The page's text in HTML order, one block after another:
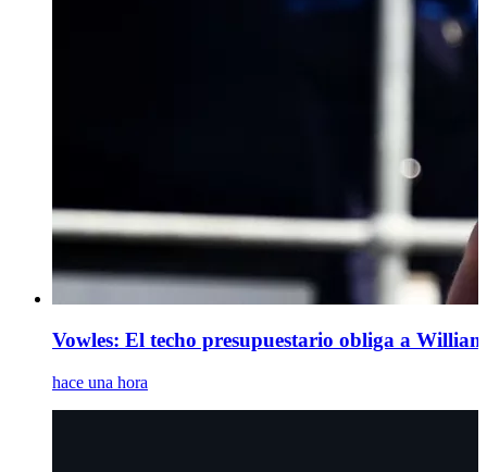
Vowles: El techo presupuestario obliga a
hace una hora